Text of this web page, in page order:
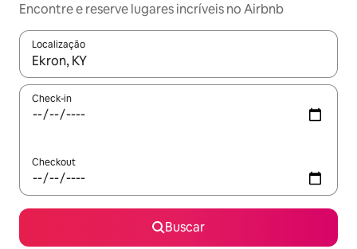
Encontre e reserve lugares incríveis no Airbnb
Localização
Quando os resultados estiverem disponíveis, explore-os
Check-in
Checkout
Buscar